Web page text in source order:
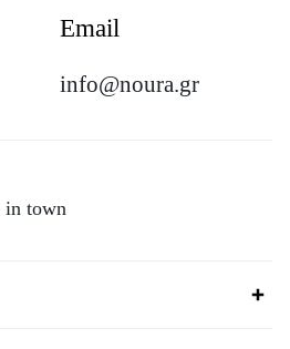
Email
info@noura.gr
in town